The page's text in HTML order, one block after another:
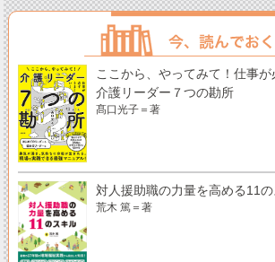
ここから、やってみて！仕事
介護リーダー７つの勘所
髙口光子＝著
対人援助職の力量を高める11
荒木 篤＝著